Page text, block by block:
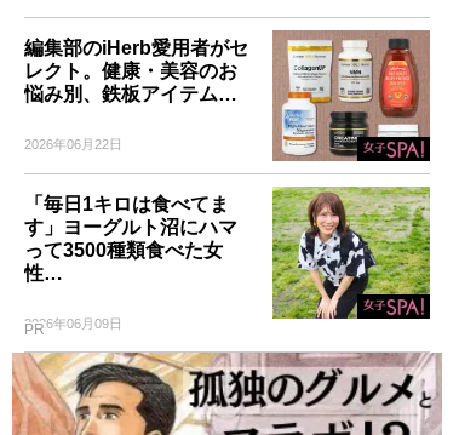
編集部のiHerb愛用者がセ
レクト。健康・美容のお
悩み別、鉄板アイテム…
2026年06月22日
「毎日1キロは食べてま
す」ヨーグルト沼にハマ
って3500種類食べた女
性…
2026年06月09日
PR